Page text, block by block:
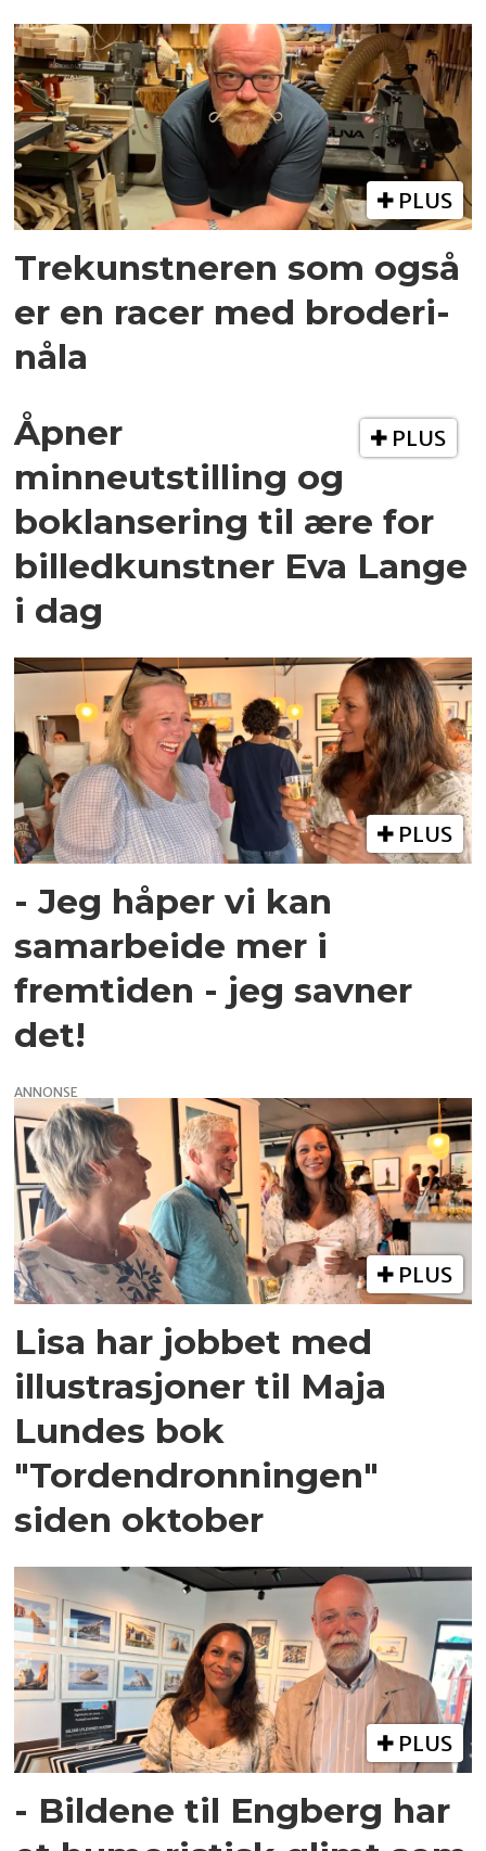
PLUS
Trekunstneren som også
er en racer med broderi-
nåla
PLUS
Åpner
minneutstilling og
boklansering til ære for
billedkunstner Eva Lange
i dag
PLUS
- Jeg håper vi kan
samarbeide mer i
fremtiden - jeg savner
det!
ANNONSE
PLUS
Lisa har jobbet med
illustrasjoner til Maja
Lundes bok
"Tordendronningen"
siden oktober
PLUS
- Bildene til Engberg har